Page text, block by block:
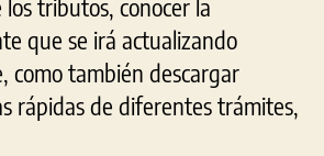
tributos, conocer la
que se irá actualizando
como también descargar
rápidas de diferentes trámites,